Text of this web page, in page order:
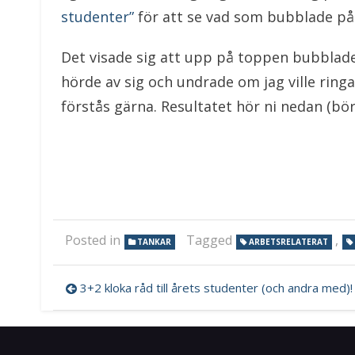
studenter” för att se vad som bubblade
Det visade sig att upp på toppen
hörde av sig och undrade om jag ville
förstås gärna. Resultatet hör ni nedan
Posted in TANKAR Tagged ARBETSRELATERAT ,
Inläggsnavigering
3+2 kloka råd till årets studenter (och andra med)!